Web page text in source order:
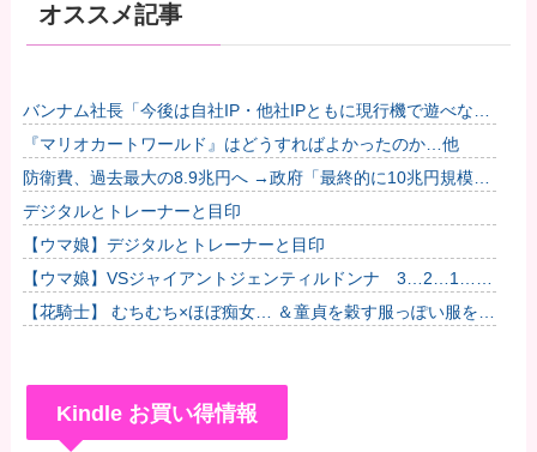
オススメ記事
バンナム社長「今後は自社IP・他社IPともに現行機で遊べない
名作を積極的にリマスターしていく」他
『マリオカートワールド』はどうすればよかったのか…他
防衛費、過去最大の8.9兆円へ →政府「最終的に10兆円規模に
なる可能性」
デジタルとトレーナーと目印
【ウマ娘】デジタルとトレーナーと目印
【ウマ娘】VSジャイアントジェンティルドンナ 3…2…1…
GO!
【花騎士】 むちむち×ほぼ痴女… ＆童貞を穀す服っぽい服をき
Kindle お買い得情報